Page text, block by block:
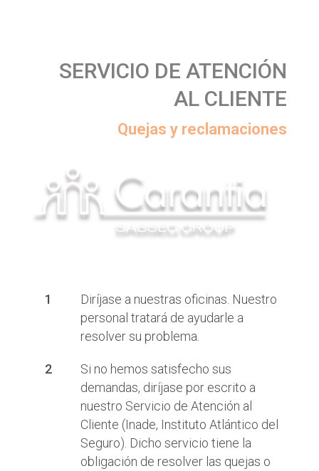
SERVICIO DE ATENCIÓN
AL CLIENTE
Quejas y reclamaciones
Diríjase a nuestras oficinas. Nuestro
personal tratará de ayudarle a
resolver su problema.
Si no hemos satisfecho sus
demandas, diríjase por escrito a
nuestro Servicio de Atención al
Cliente (Inade, Instituto Atlántico del
Seguro). Dicho servicio tiene la
obligación de resolver las quejas o